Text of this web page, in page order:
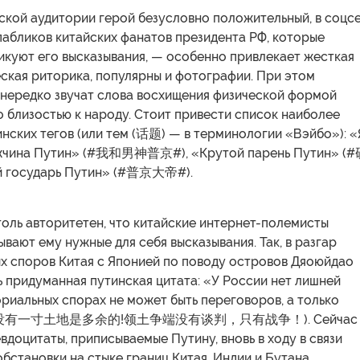
аудитории герой безусловно положительный, в
китайских фанатов президента РФ, которые
его высказывания, — особенно привлекает жесткая
риторика, популярны и фотографии. При этом
звучат слова восхищения физической формой
близостью к народу. Стоит привести список наиболее
тегов (или тем (话题) — в терминологии «Вэйбо»):
Путин» (#我和男神普京#), «Крутой парень Путин» (#
государь Путин» (#普京大帝#).
авторитетен, что китайские интернет-полемисты
ему нужные для себя высказывания. Так, в разгар
споров Китая с Японией по поводу островов Дяоюйдао
придуманная путинская цитата: «У России нет лишней
спорах не может быть переговоров, а только
一寸土地是多余的!领土争端没有谈判，只有战争！). Сейчас
приписываемые Путину, вновь в ходу в связи